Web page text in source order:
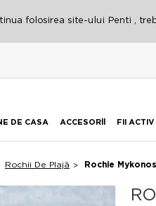
folosirea site-ului Penti ,
DE CASA ACCESORİİ FII ACTIV
Rochii De Plajă Rochie Mykonos